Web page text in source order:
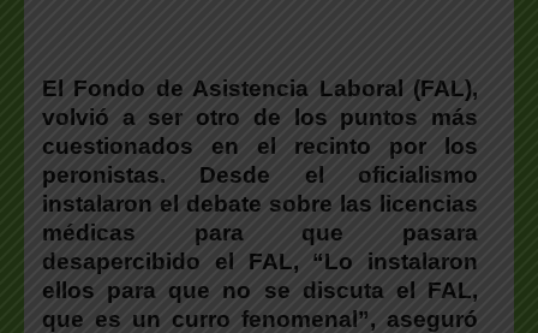
El Fondo de Asistencia Laboral (FAL),
volvió a ser otro de los puntos más
cuestionados en el recinto por los
peronistas. Desde el oficialismo
instalaron el debate sobre las licencias
médicas para que pasara
desapercibido el FAL, “Lo instalaron
ellos para que no se discuta el FAL,
que es un curro fenomenal”, aseguró